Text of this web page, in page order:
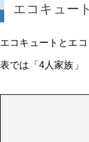
エコキュー
エコキュートとエ
表では「4人家族」